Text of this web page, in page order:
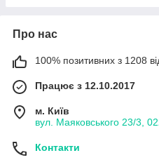
Про нас
100% позитивних з 1208
Працює з 12.10.2017
м. Київ
вул. Маяковського 23/3,
Контакти